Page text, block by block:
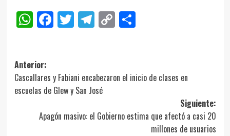
WhatsApp
Facebook
Twitter
Telegram
CopyCompartir
Navegación
de
entradas
Anterior:
Cascallares y Fabiani encabezaron el inicio de clases en
escuelas de Glew y San José
Siguiente:
Apagón masivo: el Gobierno estima que afectó a casi 20
millones de usuarios